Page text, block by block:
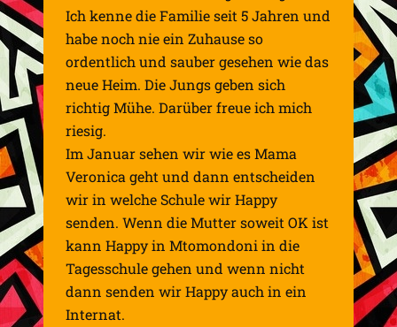
Ich kenne die Familie seit 5 Jahren und
habe noch nie ein Zuhause so
ordentlich und sauber gesehen wie das
neue Heim. Die Jungs geben sich
richtig Mühe. Darüber freue ich mich
riesig.
Im Januar sehen wir wie es Mama
Veronica geht und dann entscheiden
wir in welche Schule wir Happy
senden. Wenn die Mutter soweit OK ist
kann Happy in Mtomondoni in die
Tagesschule gehen und wenn nicht
dann senden wir Happy auch in ein
Internat.